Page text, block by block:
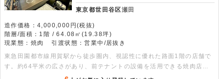
東京都世田谷区瀬田
造作価格：4,000,000円(税抜)
階層/面積：1階 / 64.08㎡(19.38坪)
現業態：焼肉
引渡状態：営業中/居抜き
東急田園都市線用賀駅から徒歩圏内、視認性に優れた路面1階の店舗で
す。約64平米の広さがあり、前テナントの設備を活用できる焼肉店の
居抜き物件のため、初期費用を抑えたスムーズな出店が可能です。用賀